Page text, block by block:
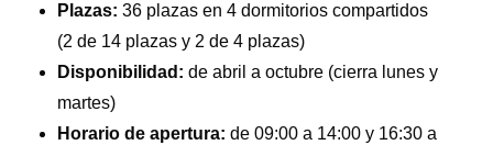
Plazas: 36 plazas en 4 dormitorios compartidos
(2 de 14 plazas y 2 de 4 plazas)
Disponibilidad: de abril a octubre (cierra lunes y
martes)
Horario de apertura: de 09:00 a 14:00 y 16:30 a